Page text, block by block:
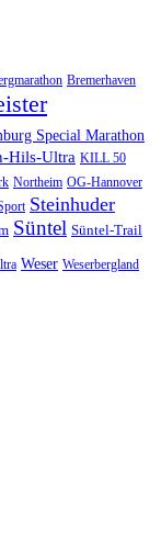
Bremerhaven
Special Marathon
Hils-Ultra KILL 50
Northeim OG-Hannover
Steinhuder
Süntel Süntel-Trail
Weser Weserbergland